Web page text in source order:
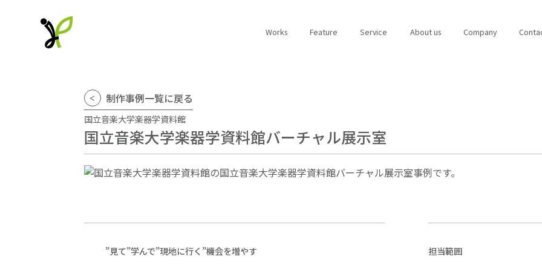
Works Feature Service Aboutus Company Conta
制作事例一覧に戻る
国立音楽大学楽器学資料館
国立音楽大学楽器学資料館バーチャル展示室
”見て”学んで”現地に行く”機会を増やす 担当範囲